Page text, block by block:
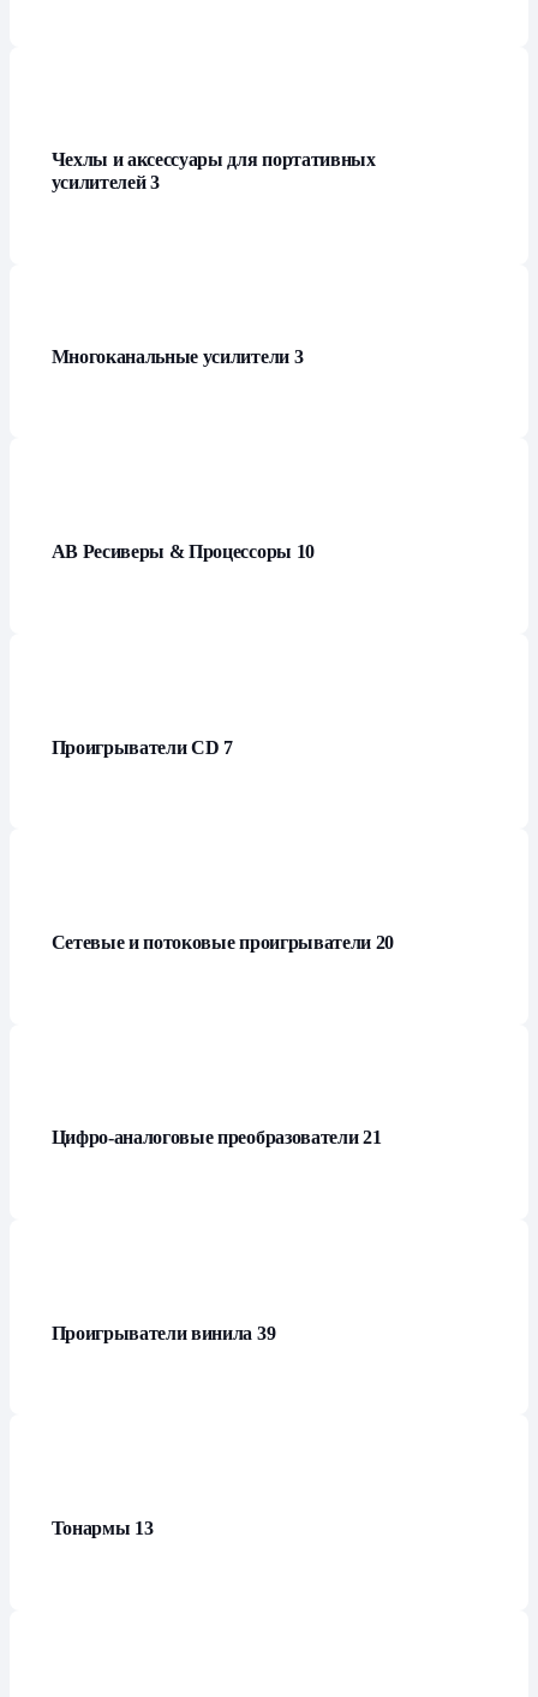
Чехлы и аксессуары для портативных
усилителей3
Многоканальные усилители 3
АВ Ресиверы & Процессоры 10
Проигрыватели СD 7
Сетевые и потоковые проигрыватели 20
Цифро-аналоговые преобразователи21
Проигрыватели винила 39
Тонармы 13